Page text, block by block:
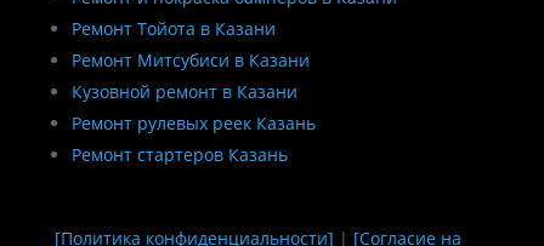
Ремонт Тойота в Казани
Ремонт Митсубиси в Казани
Кузовной ремонт в Казани
Ремонт рулевых реек Казань
Ремонт стартеров Казань
[Политика конфиденциальности] | [Согласие на